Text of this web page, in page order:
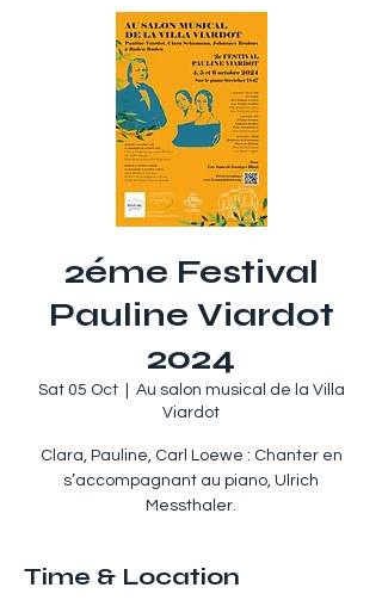
2éme Festival
Pauline Viardot
2024
Sat 05 Oct
  |
Au salon musical de la Villa
Viardot
Clara, Pauline, Carl Loewe : Chanter en
s’accompagnant au piano, Ulrich
Messthaler.
Time & Location